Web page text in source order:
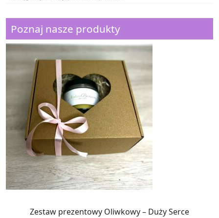
Poznaj nasze produkty
Zestaw prezentowy Oliwkowy – Duży Serce